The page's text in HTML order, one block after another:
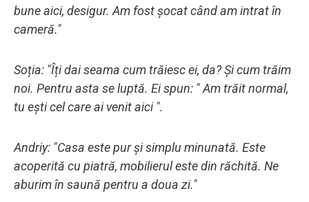
bune aici, desigur. Am fost șocat când am intrat în
cameră."
Soția: "Îți dai seama cum trăiesc ei, da? Și cum trăim
noi. Pentru asta se luptă. Ei spun: " Am trăit normal,
tu ești cel care ai venit aici ".
Andriy: "Casa este pur și simplu minunată. Este
acoperită cu piatră, mobilierul este din răchită. Ne
aburim în saună pentru a doua zi."